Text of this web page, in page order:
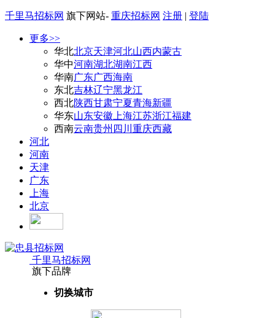
千里马招标网 旗下网站- 重庆招标网 注册 | 登陆
更多>>
华北北京天津河北山西内蒙古
华中河南湖北湖南江西
华南广东广西海南
东北吉林辽宁黑龙江
西北陕西甘肃宁夏青海新疆
华东山东安徽 上海江苏浙江福建
西南云南贵州 四川 重庆西藏
河北
河南
天津
广东
上海
北京
千里马招标网
旗下品牌
切换城市